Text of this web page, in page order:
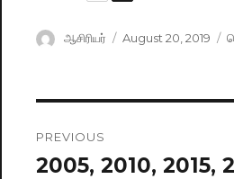
Author
ஆசிரியர்
Posted
August 20, 2019
navigation
PREVIOUS
Previous
2005, 2010, 2015,